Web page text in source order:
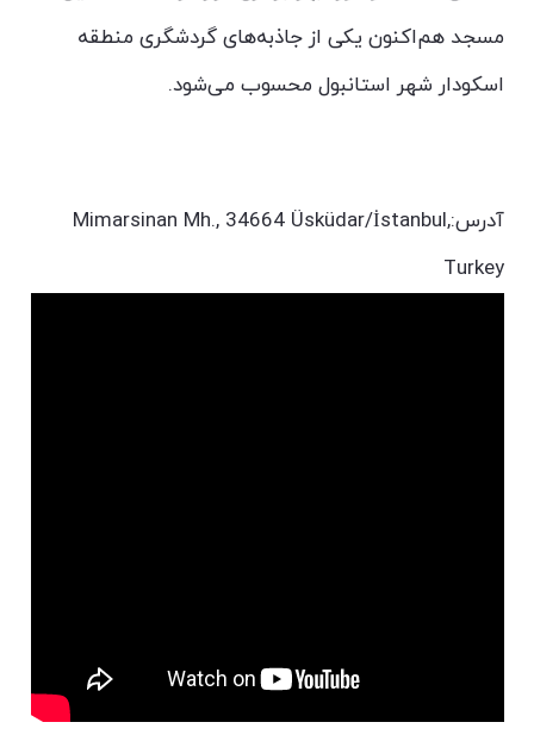
مسجد هم‌اکنون یکی از جاذبه‌های گردشگری منطقه
اسکودار شهر استانبول محسوب می‌شود.
آدرس:Mimarsinan Mh., 34664 Üsküdar/İstanbul,
Turkey